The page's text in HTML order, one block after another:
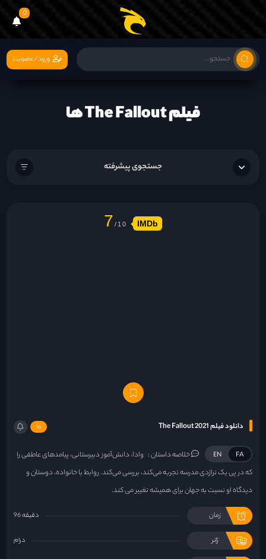
0
ورود/عضویت
فیلم The Fallout ها
جستجوی پیشرفته
دانلود فیلم The Fallout 2021 16
FA
EN خلاصه داستان : وادا، دانش‌آموز دبیرستانی، پیامدهای عاطفی را
که در پی یک تراژدی مدرسه تجربه می‌کند، بررسی می‌کند. روابط با خانواده، دوستان و
دیدگاه او نسبت به جهان برای همیشه تغییر می کند.
زمان 96 دقیقه
ژانر درام
7 IMDb